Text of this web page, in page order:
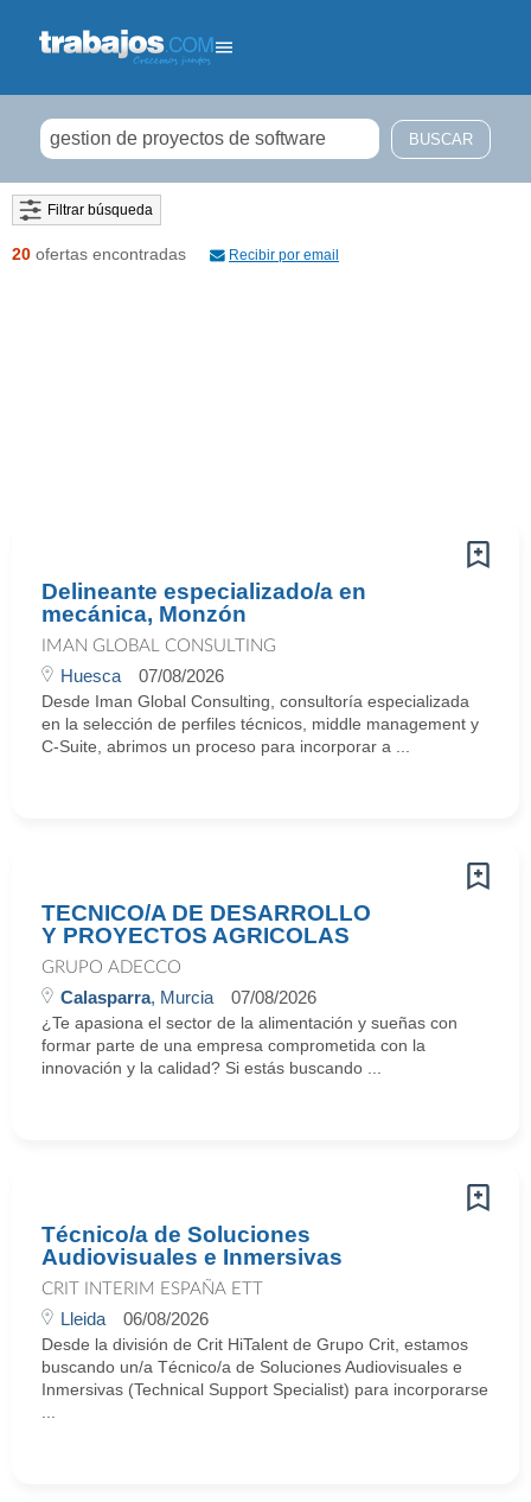
Filtrar búsqueda
20 ofertas encontradas Recibir por email
Delineante especializado/a en
mecánica, Monzón
IMAN GLOBAL CONSULTING
Huesca 07/08/2026
Desde Iman Global Consulting, consultoría especializada
en la selección de perfiles técnicos, middle management y
C-Suite, abrimos un proceso para incorporar a ...
TECNICO/A DE DESARROLLO
Y PROYECTOS AGRICOLAS
GRUPO ADECCO
Calasparra, Murcia 07/08/2026
¿Te apasiona el sector de la alimentación y sueñas con
formar parte de una empresa comprometida con la
innovación y la calidad? Si estás buscando ...
Técnico/a de Soluciones
Audiovisuales e Inmersivas
CRIT INTERIM ESPAÑA ETT
Lleida 06/08/2026
Desde la división de Crit HiTalent de Grupo Crit, estamos
buscando un/a Técnico/a de Soluciones Audiovisuales e
Inmersivas (Technical Support Specialist) para incorporarse